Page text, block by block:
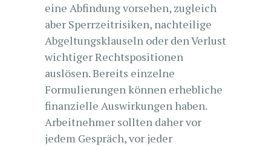
eine Abfindung vorsehen, zugleich
aber Sperrzeitrisiken, nachteilige
Abgeltungsklauseln oder den Verlust
wichtiger Rechtspositionen
auslösen. Bereits einzelne
Formulierungen können erhebliche
finanzielle Auswirkungen haben.
Arbeitnehmer sollten daher vor
jedem Gespräch, vor jeder